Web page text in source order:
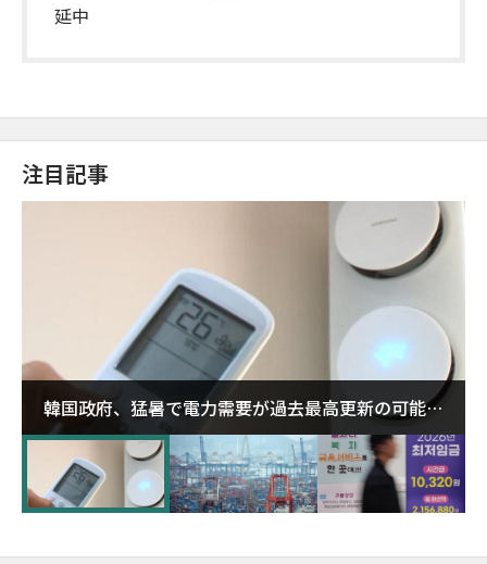
延中
注目記事
韓国政府、猛暑で電力需要が過去最高更新の可能性
に需給対応体制を点検